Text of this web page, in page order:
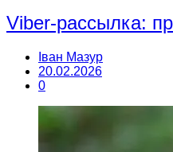
Viber-рассылка:
Іван Мазур
20.02.2026
0